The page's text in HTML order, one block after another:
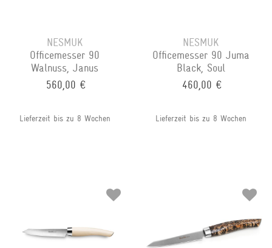
NESMUK
Officemesser 90
Walnuss, Janus
560,00 €
Lieferzeit bis zu 8 Wochen
NESMUK
Officemesser 90 Juma
Black, Soul
460,00 €
Lieferzeit bis zu 8 Wochen